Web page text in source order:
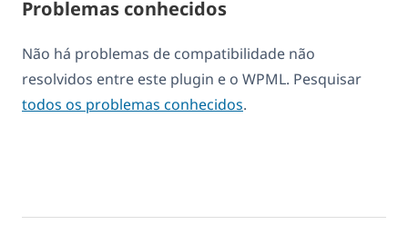
Problemas conhecidos
Não há problemas de compatibilidade não
resolvidos entre este plugin e o WPML. Pesquisar
todos os problemas conhecidos.